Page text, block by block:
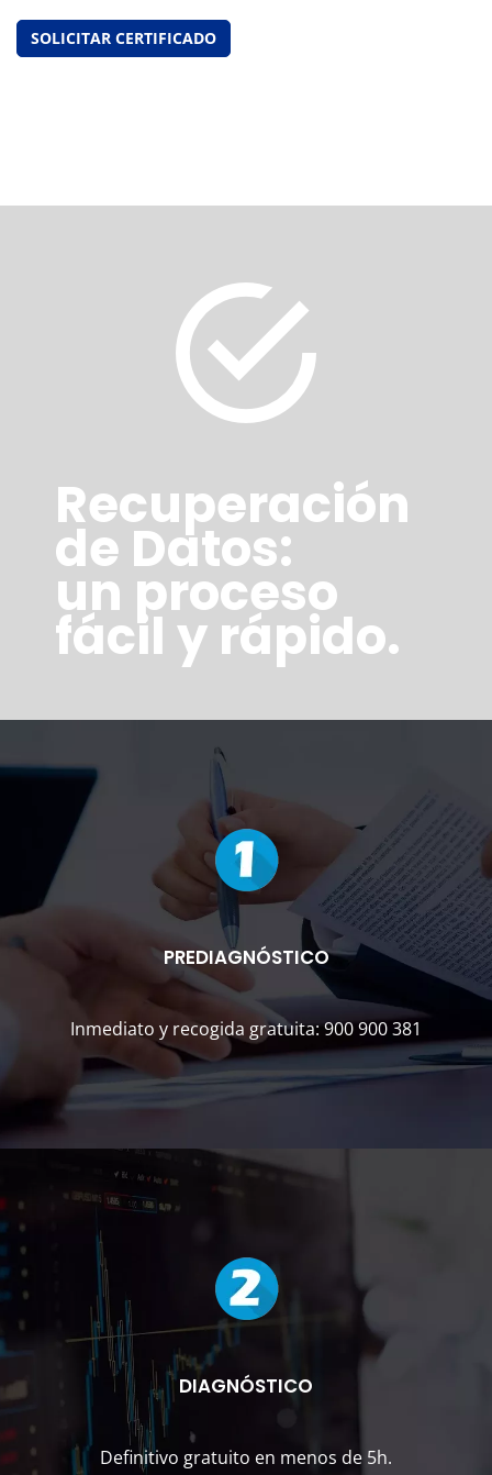
Recuperación
de Datos:
un proceso
fácil y rápido.
PREDIAGNÓSTICO
Inmediato y recogida gratuita: 900 900 381
DIAGNÓSTICO
Definitivo gratuito en menos de 5h.